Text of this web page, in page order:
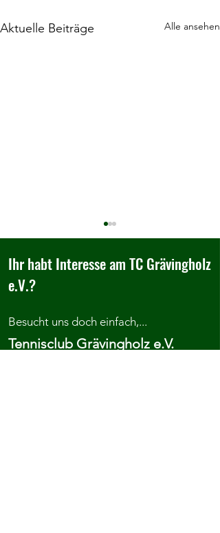
Aktuelle Beiträge Alle ansehen
Herzlich Willkommen im TC
Grävingholz
Ihr habt Interesse am TC Grävingholz
e.V.?
Besucht uns doch einfach,...
Tennisclub Grävingholz e.V.